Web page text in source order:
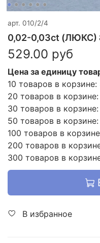
арт. 010/2/4
0,02-0,03ct (ЛЮКС)
529.00 руб
Цена за единицу
10 товаров в
20 товаров в
30 товаров в
50 товаров в
100 товаров в
200 товаров в
300 товаров в
В избранное